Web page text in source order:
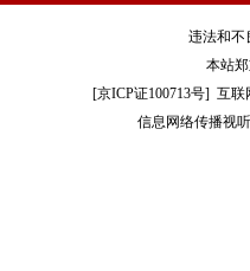
违法和不
本站
[京ICP证100713号]互联
信息网络传播视